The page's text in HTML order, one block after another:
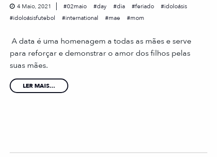
4 Maio, 2021 02maio day dia feriado
idoloásis
idoloásisfutebol
international mae mom
A data é uma homenagem a todas as mães e serve
para reforçar e demonstrar o amor dos filhos pelas
suas mães.
LER MAIS...